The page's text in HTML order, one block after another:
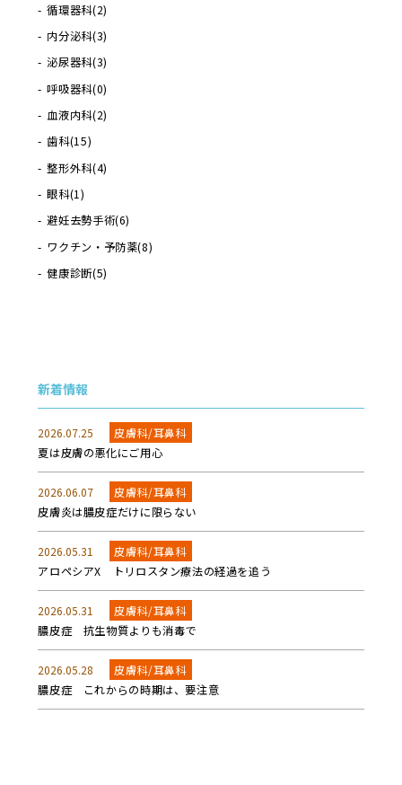
循環器科(2)
内分泌科(3)
泌尿器科(3)
呼吸器科(0)
血液内科(2)
歯科(15)
整形外科(4)
眼科(1)
避妊去勢手術(6)
ワクチン・予防薬(8)
健康診断(5)
新着情報
2026.07.25 皮膚科/耳鼻科
夏は皮膚の悪化にご用心
2026.06.07 皮膚科/耳鼻科
皮膚炎は膿皮症だけに限らない
2026.05.31 皮膚科/耳鼻科
アロペシアX トリロスタン療法の経過を追う
2026.05.31 皮膚科/耳鼻科
膿皮症 抗生物質よりも消毒で
2026.05.28 皮膚科/耳鼻科
膿皮症 これからの時期は、要注意